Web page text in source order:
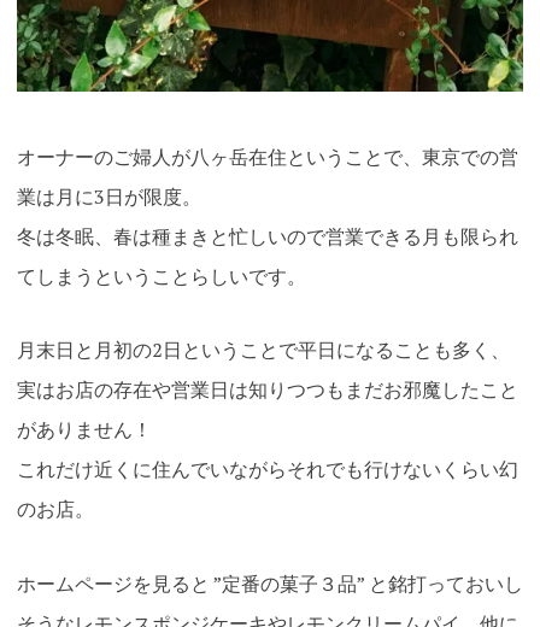
オーナーのご婦人が八ヶ岳在住ということで、東京での営
業は月に3日が限度。
冬は冬眠、春は種まきと忙しいので営業できる月も限られ
てしまうということらしいです。
月末日と月初の2日ということで平日になることも多く、
実はお店の存在や営業日は知りつつもまだお邪魔したこと
がありません！
これだけ近くに住んでいながらそれでも行けないくらい幻
のお店。
ホームページを見ると ”定番の菓子３品” と銘打っておいし